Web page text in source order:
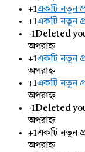
+1একটি নতুন
+1একটি নতুন
-1Deleted
অপরাহ্ন
+1একটি নতুন
অপরাহ্ন
+1একটি নতুন
অপরাহ্ন
-1Deleted
অপরাহ্ন
+1একটি নতুন
অপরাহ্ন